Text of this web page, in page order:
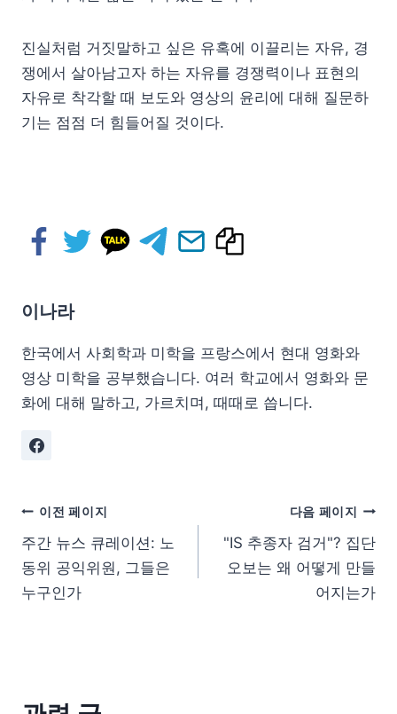
진실처럼 거짓말하고 싶은 유혹에 이끌리는 자유, 경
쟁에서 살아남고자 하는 자유를 경쟁력이나 표현의
자유로 착각할 때 보도와 영상의 윤리에 대해 질문하
기는 점점 더 힘들어질 것이다.
이나라
한국에서 사회학과 미학을 프랑스에서 현대 영화와
영상 미학을 공부했습니다. 여러 학교에서 영화와 문
화에 대해 말하고, 가르치며, 때때로 씁니다.
이전 페이지
주간 뉴스 큐레이션: 노
동위 공익위원, 그들은
누구인가
다음 페이지
"IS 추종자 검거"? 집단
오보는 왜 어떻게 만들
어지는가